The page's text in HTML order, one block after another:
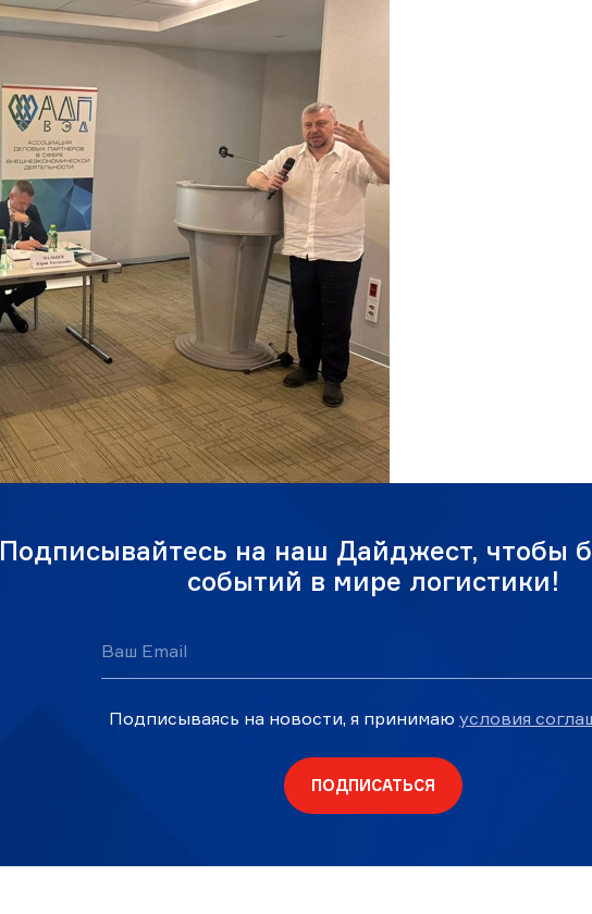
Подписывайтесь на наш Дайджест, чтобы
событий в мире логистики!
Ваш Email
Подписываясь на новости, я принимаю условия
ПОДПИСАТЬСЯ